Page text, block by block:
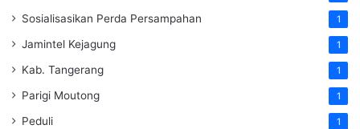
Sosialisasikan Perda Persampahan 1
Jamintel Kejagung 1
Kab. Tangerang 1
Parigi Moutong 1
Peduli 1